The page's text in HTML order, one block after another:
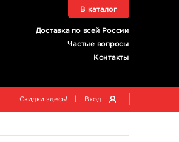
Доставка по всей России
Частые вопросы
Контакты
В каталог
Скидки здесь! Вход